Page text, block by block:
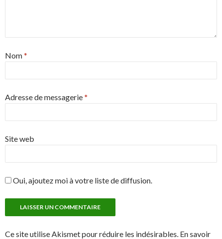
Nom*
Adresse de messagerie*
Site web
Oui, ajoutez moi à votre liste de diffusion.
Ce site utilise Akismet pour réduire les indésirables. En savoir